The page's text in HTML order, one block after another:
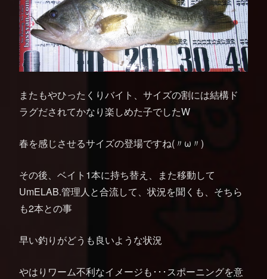
またもやひったくりバイト、サイズの割には結構ド
ラグだされてかなり楽しめた子でしたW
春を感じさせるサイズの登場ですね(〃ω〃)
その後、ベイト1本に持ち替え、また移動して
UmELAB.管理人と合流して、状況を聞くも、そちら
も2本との事
早い釣りがどうも良いような状況
やはりワーム不利なイメージも･･･スポーニングを意